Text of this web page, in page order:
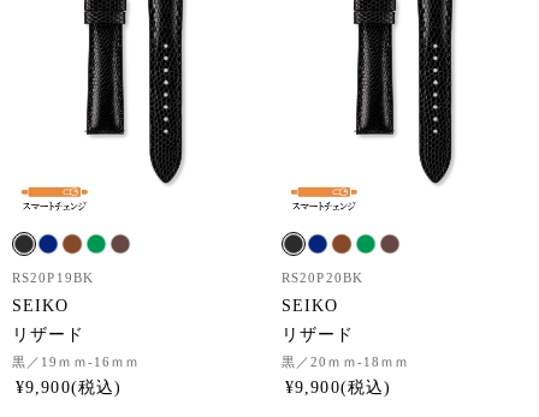
RS20P19BK
SEIKO
リザード
黒 ／19ｍｍ-16ｍｍ
¥9,900
RS20P20BK
SEIKO
リザード
黒 ／20ｍｍ-18ｍｍ
¥9,900